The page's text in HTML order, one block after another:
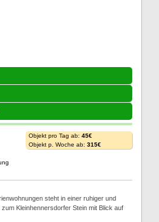
Objekt pro Tag ab: 45€
Objekt p. Woche ab: 315€
steht in einer ruhiger und
Kleinhennersdorfer Stein mit Blick auf